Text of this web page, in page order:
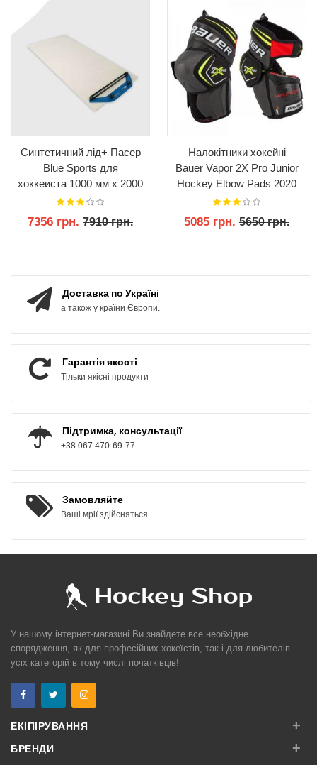
Синтетичний лід+ Пасер
Blue Sports для
хоккеиста 1000 мм x 2000
мм x 3 мм
7356 грн. 7910 грн.
Налокітники хокейні
Bauer Vapor 2X Pro Junior
Hockey Elbow Pads 2020
5085 грн. 5650 грн.
Доставка по Україні
а також у країни Європи.
Гарантія якості
Тільки якісні продукти
Підтримка, консультації
+38 067 470-69-77
Замовляйте
Ваші мрії здійсняться
У нашому інтернет-магазині Ви знайдете все необхідне
спорядження, як для професійних хокеїстів, так і для любителів
усіх категорій в тому числі початківців!
ЕКІПІРУВАННЯ +
БРЕНДИ +